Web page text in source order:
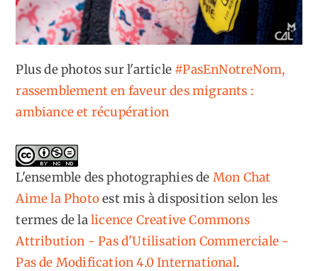
Plus de photos sur l'article #PasEnNotreNom,
rassemblement en faveur des migrants :
ambiance et récupération
L'ensemble des photographiesde Mon Chat
Aime la Photoest mis à disposition selon les
termes de lalicence Creative Commons
Attribution - Pas d'Utilisation Commerciale -
Pas de Modification 4.0 International.